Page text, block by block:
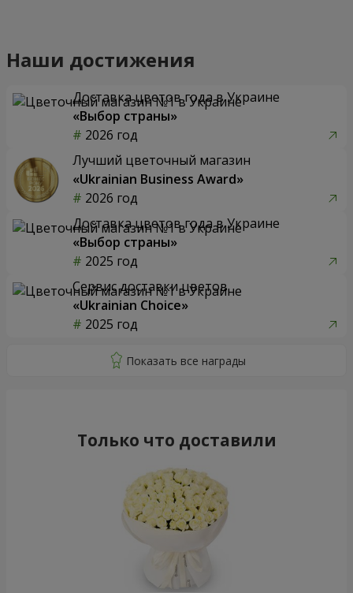
Наши достижения
Доставка цветов года в Украине
«Выбор страны»
2026 год
Лучший цветочный магазин
«Ukrainian Business Award»
2026 год
Доставка цветов года в Украине
«Выбор страны»
2025 год
Сервис доставки цветов
«Ukrainian Choice»
2025 год
Только что доставили